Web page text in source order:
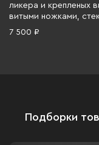
ликера и крепленых
витыми ножками,
золочение,
7 500 ₽
Подборки